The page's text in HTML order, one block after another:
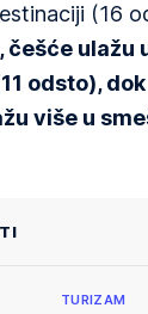
(16
češće ulažu
odsto),
više u
TURIZAM